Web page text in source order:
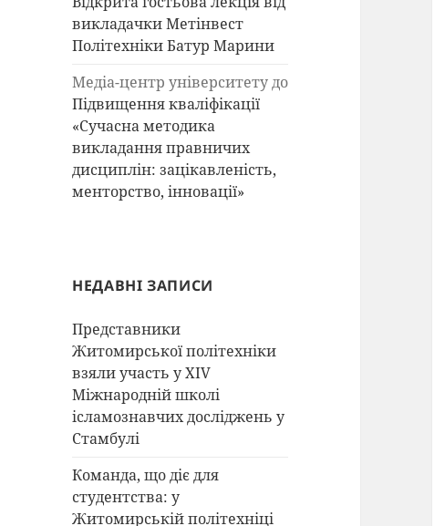
викладачки Метінвест
Політехніки Батур Марини
Медіа-центр університетудо
Підвищення кваліфікації
«Сучасна методика
викладання правничих
дисциплін: зацікавленість,
менторство, інновації»
НЕДАВНІ ЗАПИСИ
Представники
Житомирської політехніки
взяли участь у XIV
Міжнародній школі
ісламознавчих досліджень у
Стамбулі
Команда, що діє для
студентства: у
Житомирській політехніці